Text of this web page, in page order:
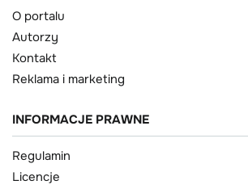
O portalu
Autorzy
Kontakt
Reklama i marketing
INFORMACJE PRAWNE
Regulamin
Licencje